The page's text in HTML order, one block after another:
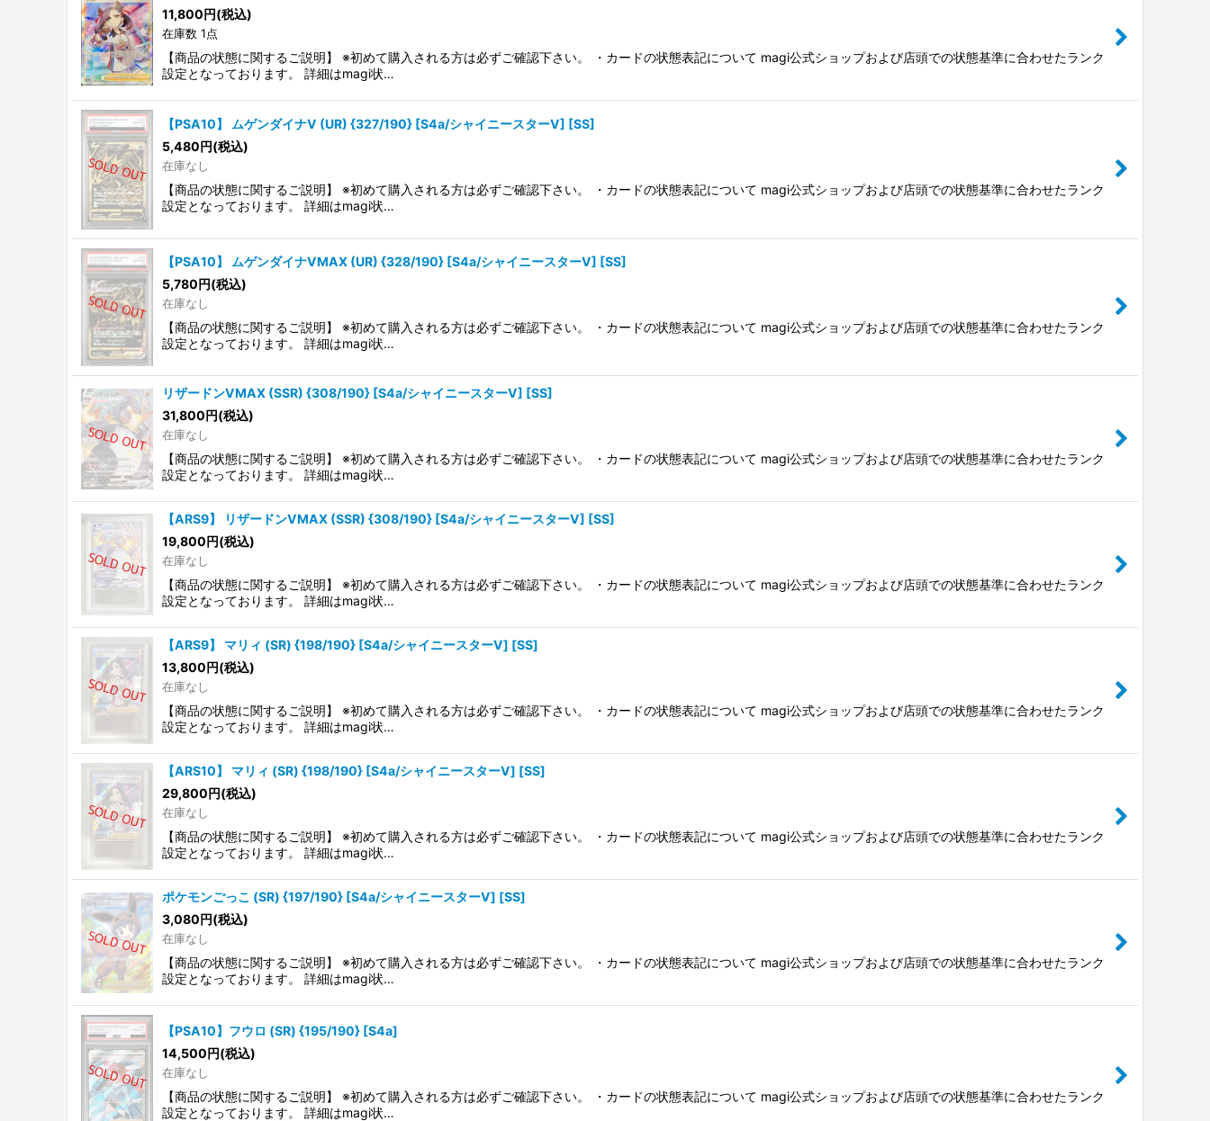
11,800円(税込)
在庫数 1点
【商品の状態に関するご説明】 ※初めて購入される方は必ずご確認下さい。 ・カードの状態表記について magi公式ショップおよび店頭での状態基準に合わせたランク
設定となっております。 詳細はmagi状…
【PSA10】 ムゲンダイナV (UR) {327/190} [S4a/シャイニースターV] [SS]
5,480円(税込)
在庫なし
【商品の状態に関するご説明】 ※初めて購入される方は必ずご確認下さい。 ・カードの状態表記について magi公式ショップおよび店頭での状態基準に合わせたランク
設定となっております。 詳細はmagi状…
【PSA10】 ムゲンダイナVMAX (UR) {328/190} [S4a/シャイニースターV] [SS]
5,780円(税込)
在庫なし
【商品の状態に関するご説明】 ※初めて購入される方は必ずご確認下さい。 ・カードの状態表記について magi公式ショップおよび店頭での状態基準に合わせたランク
設定となっております。 詳細はmagi状…
リザードンVMAX (SSR) {308/190} [S4a/シャイニースターV] [SS]
31,800円(税込)
在庫なし
【商品の状態に関するご説明】 ※初めて購入される方は必ずご確認下さい。 ・カードの状態表記について magi公式ショップおよび店頭での状態基準に合わせたランク
設定となっております。 詳細はmagi状…
【ARS9】 リザードンVMAX (SSR) {308/190} [S4a/シャイニースターV] [SS]
19,800円(税込)
在庫なし
【商品の状態に関するご説明】 ※初めて購入される方は必ずご確認下さい。 ・カードの状態表記について magi公式ショップおよび店頭での状態基準に合わせたランク
設定となっております。 詳細はmagi状…
【ARS9】 マリィ (SR) {198/190} [S4a/シャイニースターV] [SS]
13,800円(税込)
在庫なし
【商品の状態に関するご説明】 ※初めて購入される方は必ずご確認下さい。 ・カードの状態表記について magi公式ショップおよび店頭での状態基準に合わせたランク
設定となっております。 詳細はmagi状…
【ARS10】 マリィ (SR) {198/190} [S4a/シャイニースターV] [SS]
29,800円(税込)
在庫なし
【商品の状態に関するご説明】 ※初めて購入される方は必ずご確認下さい。 ・カードの状態表記について magi公式ショップおよび店頭での状態基準に合わせたランク
設定となっております。 詳細はmagi状…
ポケモンごっこ (SR) {197/190} [S4a/シャイニースターV] [SS]
3,080円(税込)
在庫なし
【商品の状態に関するご説明】 ※初めて購入される方は必ずご確認下さい。 ・カードの状態表記について magi公式ショップおよび店頭での状態基準に合わせたランク
設定となっております。 詳細はmagi状…
【PSA10】フウロ (SR) {195/190} [S4a]
14,500円(税込)
在庫なし
【商品の状態に関するご説明】 ※初めて購入される方は必ずご確認下さい。 ・カードの状態表記について magi公式ショップおよび店頭での状態基準に合わせたランク
設定となっております。 詳細はmagi状…